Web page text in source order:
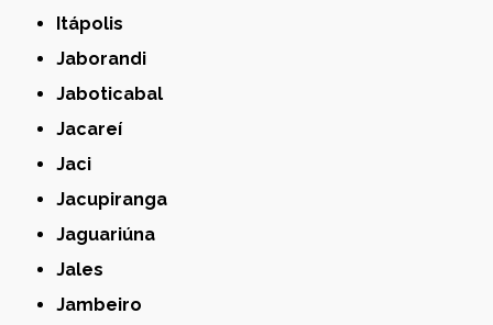
Itápolis
Jaborandi
Jaboticabal
Jacareí
Jaci
Jacupiranga
Jaguariúna
Jales
Jambeiro